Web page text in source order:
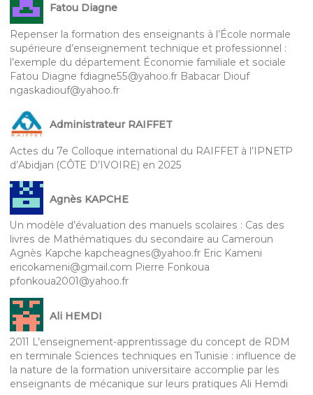
Fatou Diagne
Repenser la formation des enseignants à l’École normale
supérieure d’enseignement technique et professionnel :
l’exemple du département Économie familiale et sociale
Fatou Diagne fdiagne55@yahoo.fr Babacar Diouf
ngaskadiouf@yahoo.fr
Administrateur RAIFFET
Actes du 7e Colloque international du RAIFFET à l’IPNETP
d’Abidjan (CÔTE D’IVOIRE) en 2025
Agnès KAPCHE
Un modèle d’évaluation des manuels scolaires : Cas des
livres de Mathématiques du secondaire au Cameroun
Agnès Kapche kapcheagnes@yahoo.fr Eric Kameni
ericokameni@gmail.com Pierre Fonkoua
pfonkoua2001@yahoo.fr
Ali HEMDI
2011 L’enseignement-apprentissage du concept de RDM
en terminale Sciences techniques en Tunisie : influence de
la nature de la formation universitaire accomplie par les
enseignants de mécanique sur leurs pratiques Ali Hemdi